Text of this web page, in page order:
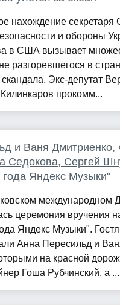
нахождение секретаря
и обороны
в США вызывает
разгоревшегося в
Экс-депутат
прокомм...
и Ваня Дмитриенко,
Седокова, Сергей
года Яндекс Музыки"
международном
церемония вручения
Яндекс Музыки".
Анна Пересильд и
на красной
Гоша Рубчинский, а ...